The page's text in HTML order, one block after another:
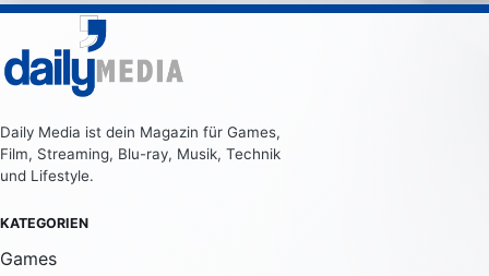
Daily Media ist dein Magazin für Games,
Film, Streaming, Blu-ray, Musik, Technik
und Lifestyle.
KATEGORIEN
Games